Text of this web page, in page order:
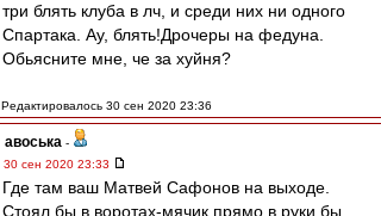
три блять клуба в лч, и среди них ни одного
Спартака. Ау, блять!Дрочеры на федуна.
Обьясните мне, че за хуйня?
Редактировалось 30 сен 2020 23:36
авоська -
30 сен 2020 23:33
Где там ваш Матвей Сафонов на выходе.
Стоял бы в воротах-мячик прямо в руки бы